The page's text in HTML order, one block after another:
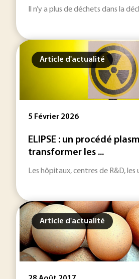
Il n’y a plus de déchets dans la
Article d'actualité
5 Février 2026
ELIPSE : un procédé
transformer les ...
Les hôpitaux, centres de R&D,
Article d'actualité